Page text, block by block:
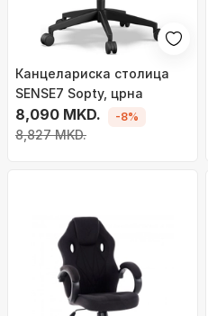
Канцелариска столица
SENSE7 Sopty, црна
8,090 MKD.
8,827 MKD.
-8%